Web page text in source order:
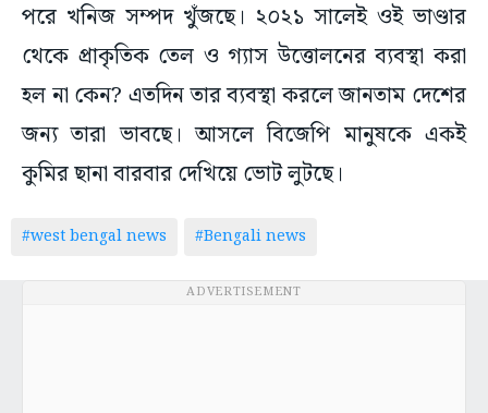
পরে খনিজ সম্পদ খুঁজছে। ২০২১ সালেই ওই ভাণ্ডার
থেকে প্রাকৃতিক তেল ও গ্যাস উত্তোলনের ব্যবস্থা করা
হল না কেন? এতদিন তার ব্যবস্থা করলে জানতাম দেশের
জন্য তারা ভাবছে। আসলে বিজেপি মানুষকে একই
কুমির ছানা বারবার দেখিয়ে ভোট লুটছে।
#west bengal news #Bengali news
ADVERTISEMENT